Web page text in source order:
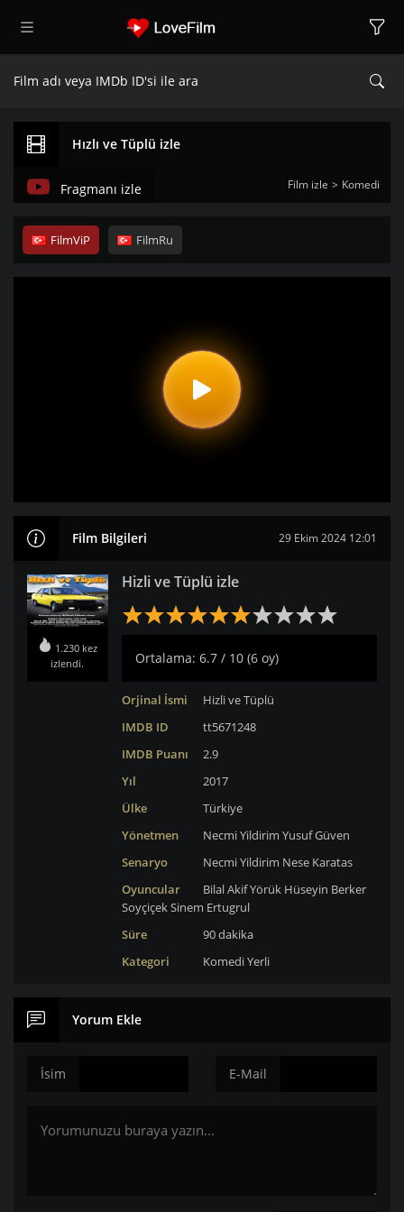
Hızlı ve Tüplü izle
Film izle Komedi
Fragmanı izle
FilmViP FilmRu
Film Bilgileri 29 Ekim 2024 12:01
1.230 kez
izlendi.
Hizli ve Tüplü izle
Ortalama: 6.7 / 10 (6 oy)
Orjinal İsmi
Hizli ve Tüplü
IMDB ID
tt5671248
IMDB Puanı
2.9
Yıl
2017
Ülke
Türkiye
Yönetmen
Necmi Yildirim Yusuf Güven
Senaryo
Necmi Yildirim Nese Karatas
Oyuncular
Bilal Akif Yörük Hüseyin Berker
SoyçiçekSinem Ertugrul
Süre
90 dakika
Kategori
KomediYerli
Yorum Ekle
İsim E-Mail